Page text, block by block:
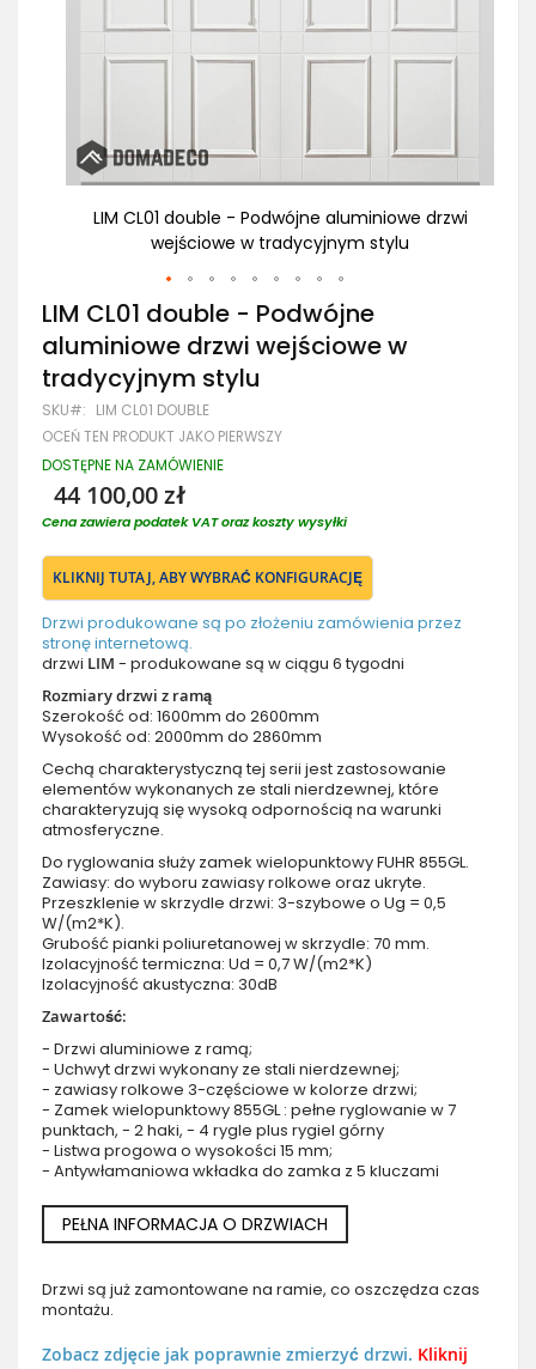
LIM CL01 double - Podwójne aluminiowe drzwi
wejściowe w tradycyjnym stylu
Przejdź
na
początek
galerii
LIM CL01 double - Podwójne
aluminiowe drzwi wejściowe w
tradycyjnym stylu
SKU LIM CL01 DOUBLE
OCEŃ TEN PRODUKT JAKO PIERWSZY
DOSTĘPNE NA ZAMÓWIENIE
44 100,00 zł
Cena zawiera podatek VAT oraz koszty wysyłki
KLIKNIJ TUTAJ, ABY WYBRAĆ KONFIGURACJĘ
Drzwi produkowane są po złożeniu zamówienia przez
stronę internetową.
drzwi LIM - produkowane są w ciągu 6 tygodni
Rozmiary drzwi z ramą
Szerokość od: 1600mm do 2600mm
Wysokość od: 2000mm do 2860mm
Cechą charakterystyczną tej serii jest zastosowanie
elementów wykonanych ze stali nierdzewnej, które
charakteryzują się wysoką odpornością na warunki
atmosferyczne.
Do ryglowania służy zamek wielopunktowy FUHR 855GL.
Zawiasy: do wyboru zawiasy rolkowe oraz ukryte.
Przeszklenie w skrzydle drzwi: 3-szybowe o Ug = 0,5
W/(m2*K).
Grubość pianki poliuretanowej w skrzydle: 70 mm.
Izolacyjność termiczna: Ud = 0,7 W/(m2*K)
Izolacyjność akustyczna: 30dB
Zawartość:
- Drzwi aluminiowe z ramą;
- Uchwyt drzwi wykonany ze stali nierdzewnej;
- zawiasy rolkowe 3-częściowe w kolorze drzwi;
- Zamek wielopunktowy 855GL : pełne ryglowanie w 7
punktach, - 2 haki, - 4 rygle plus rygiel górny
- Listwa progowa o wysokości 15 mm;
- Antywłamaniowa wkładka do zamka z 5 kluczami
PEŁNA INFORMACJA O DRZWIACH
Drzwi są już zamontowane na ramie, co oszczędza czas
montażu.
Zobacz zdjęcie jak poprawnie zmierzyć drzwi. Kliknij